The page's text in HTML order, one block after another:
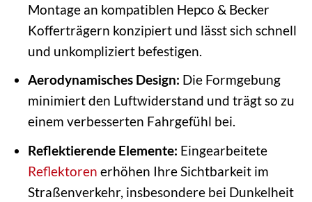
Montage an kompatiblen Hepco & Becker
Kofferträgern konzipiert und lässt sich schnell
und unkompliziert befestigen.
Aerodynamisches Design: Die Formgebung
minimiert den Luftwiderstand und trägt so zu
einem verbesserten Fahrgefühl bei.
Reflektierende Elemente: Eingearbeitete
Reflektoren erhöhen Ihre Sichtbarkeit im
Straßenverkehr, insbesondere bei Dunkelheit